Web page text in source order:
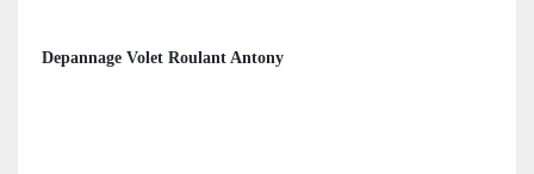
Depannage Volet Roulant Antony